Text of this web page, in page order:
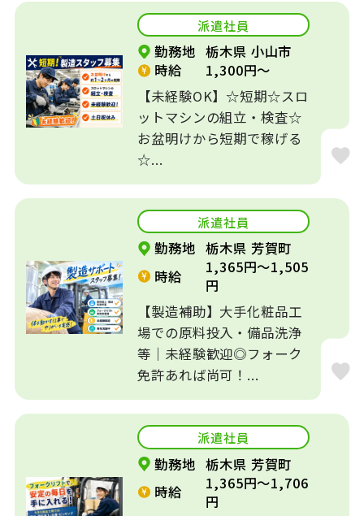
派遣社員
勤務地 栃木県 小山市
時給
1,300円～
【未経験OK】☆短期☆スロ
ットマシンの組立・検査☆
お盆明けから短期で稼げる
☆...
派遣社員
勤務地 栃木県 芳賀町
時給
1,365円～1,505
円
【製造補助】大手化粧品工
場での原料投入・備品洗浄
等｜未経験歓迎◎フォーク
免許あれば尚可！...
派遣社員
勤務地 栃木県 芳賀町
時給
1,365円～1,706
円